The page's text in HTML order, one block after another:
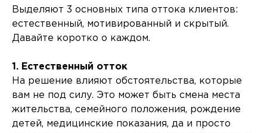
Выделяют 3 основных типа оттока клиентов:
естественный, мотивированный и скрытый.
Давайте коротко о каждом.
1. Естественный отток
На решение влияют обстоятельства, которые
вам не под силу. Это может быть смена места
жительства, семейного положения, рождение
детей, медицинские показания, да и просто